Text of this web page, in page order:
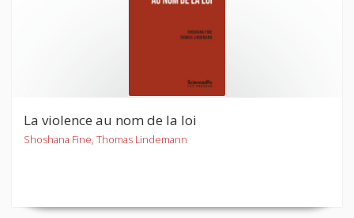
La violence au nom de la loi
Shoshana Fine, Thomas Lindemann